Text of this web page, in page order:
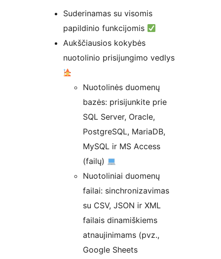
Suderinamas su visomis
papildinio funkcijomis
Aukščiausios kokybės
nuotolinio prisijungimo vedlys
Nuotolinės duomenų
bazės: prisijunkite prie
SQL Server, Oracle,
PostgreSQL, MariaDB,
MySQL ir MS Access
(failų)
Nuotoliniai duomenų
failai: sinchronizavimas
su CSV, JSON ir XML
failais dinamiškiems
atnaujinimams (pvz.,
Google Sheets